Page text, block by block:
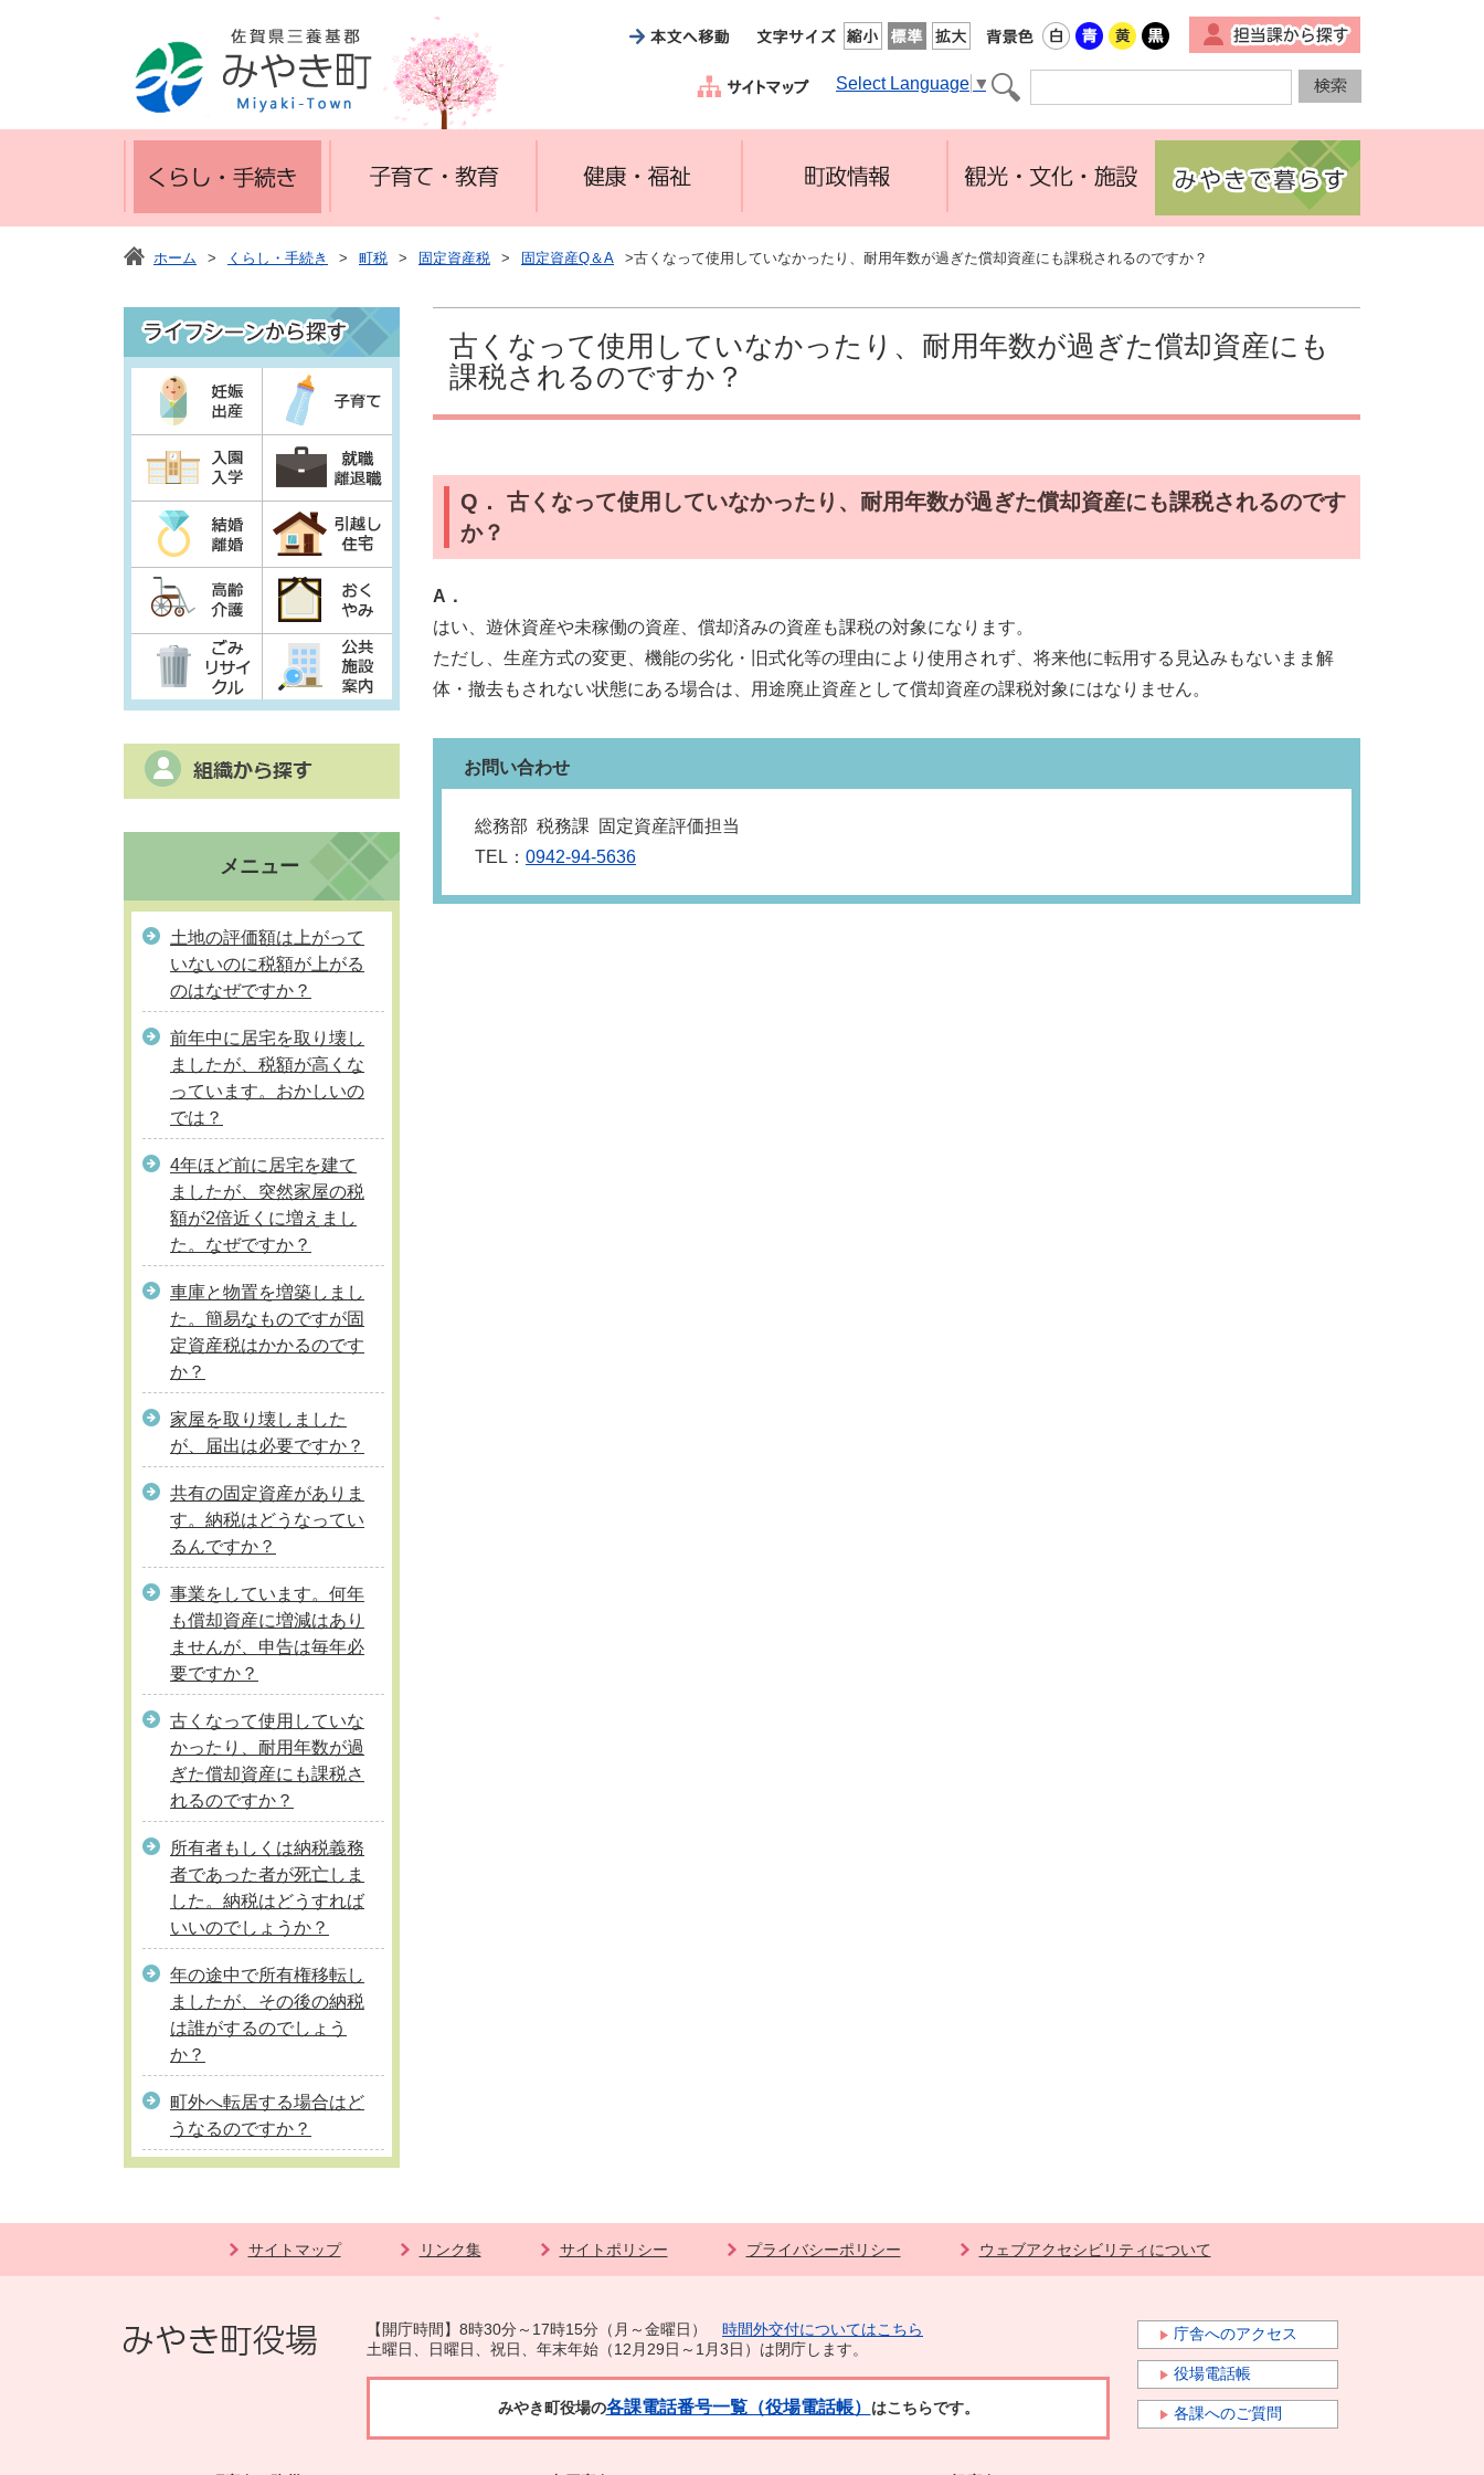
Select Language ▼
ホーム > くらし・手続き > 町税 > 固定資産税 > 固定資産Q＆A >古くなって使用していなかったり、耐用年数が過ぎた償却資産にも課税されるのですか？
メニュー
土地の評価額は上がって
いないのに税額が上がる
のはなぜですか？
前年中に居宅を取り壊し
ましたが、税額が高くな
っています。おかしいの
では？
4年ほど前に居宅を建て
ましたが、突然家屋の税
額が2倍近くに増えまし
た。なぜですか？
車庫と物置を増築しまし
た。簡易なものですが固
定資産税はかかるのです
か？
家屋を取り壊しました
が、届出は必要ですか？
共有の固定資産がありま
す。納税はどうなってい
るんですか？
事業をしています。何年
も償却資産に増減はあり
ませんが、申告は毎年必
要ですか？
古くなって使用していな
かったり、耐用年数が過
ぎた償却資産にも課税さ
れるのですか？
所有者もしくは納税義務
者であった者が死亡しま
した。納税はどうすれば
いいのでしょうか？
年の途中で所有権移転し
ましたが、その後の納税
は誰がするのでしょう
か？
町外へ転居する場合はど
うなるのですか？
古くなって使用していなかったり、耐用年数が過ぎた償却資産にも
課税されるのですか？
Q．
古くなって使用していなかったり、耐用年数が過ぎた償却資産にも課税されるのです
か？
A．
はい、遊休資産や未稼働の資産、償却済みの資産も課税の対象になります。
ただし、生産方式の変更、機能の劣化・旧式化等の理由により使用されず、将来他に転用する見込みもないまま解
体・撤去もされない状態にある場合は、用途廃止資産として償却資産の課税対象にはなりません。
お問い合わせ
総務部 税務課 固定資産評価担当
TEL： 0942-94-5636
サイトマップ リンク集 サイトポリシー プライバシーポリシー ウェブアクセシビリティについて
【開庁時間】8時30分～17時15分（月～金曜日） 時間外交付についてはこちら
土曜日、日曜日、祝日、年末年始（12月29日～1月3日）は閉庁します。
みやき町役場の各課電話番号一覧（役場電話帳） はこちらです。
庁舎へのアクセス
役場電話帳
各課へのご質問